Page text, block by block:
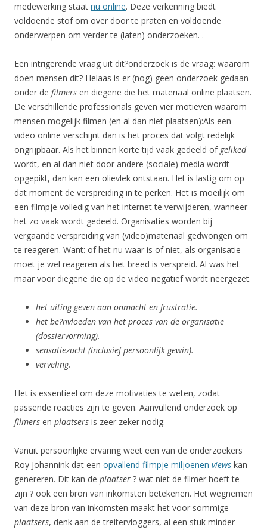
medewerking staat nu online. Deze verkenning biedt
voldoende stof om over door te praten en voldoende
onderwerpen om verder te (laten) onderzoeken. .
Een intrigerende vraag uit dit?onderzoek is de vraag: waarom
doen mensen dit? Helaas is er (nog) geen onderzoek gedaan
onder de filmers en diegene die het materiaal online plaatsen.
De verschillende professionals geven vier motieven waarom
mensen mogelijk filmen (en al dan niet plaatsen):Als een
video online verschijnt dan is het proces dat volgt redelijk
ongrijpbaar. Als het binnen korte tijd vaak gedeeld of geliked
wordt, en al dan niet door andere (sociale) media wordt
opgepikt, dan kan een olievlek ontstaan. Het is lastig om op
dat moment de verspreiding in te perken. Het is moeilijk om
een filmpje volledig van het internet te verwijderen, wanneer
het zo vaak wordt gedeeld. Organisaties worden bij
vergaande verspreiding van (video)materiaal gedwongen om
te reageren. Want: of het nu waar is of niet, als organisatie
moet je wel reageren als het breed is verspreid. Al was het
maar voor diegene die op de video negatief wordt neergezet.
het uiting geven aan onmacht en frustratie.
het be?nvloeden van het proces van de organisatie
(dossiervorming).
sensatiezucht (inclusief persoonlijk gewin).
verveling.
Het is essentieel om deze motivaties te weten, zodat
passende reacties zijn te geven. Aanvullend onderzoek op
filmers en plaatsers is zeer zeker nodig.
Vanuit persoonlijke ervaring weet een van de onderzoekers
Roy Johannink dat een opvallend filmpje miljoenen views kan
genereren. Dit kan de plaatser ? wat niet de filmer hoeft te
zijn ? ook een bron van inkomsten betekenen. Het wegnemen
van deze bron van inkomsten maakt het voor sommige
plaatsers, denk aan de treitervloggers, al een stuk minder